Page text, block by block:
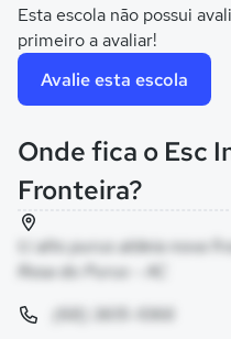
Esta escola não possui
primeiro a avaliar!
Avalie esta escola
Onde fica o Esc
Fronteira?
t.i alto purus aldeia nova
Rosa do Purus - AC
(68) 3615-1066